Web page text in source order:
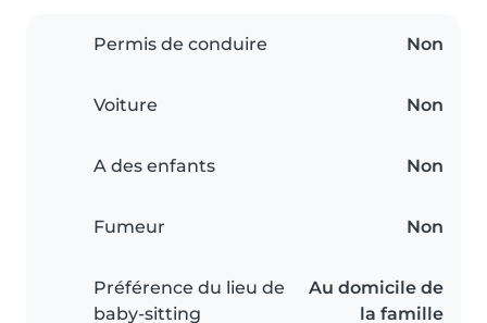
Permis de conduire Non
Voiture Non
A des enfants Non
Fumeur Non
Préférence du lieu de
baby-sitting
Au domicile de
la famille